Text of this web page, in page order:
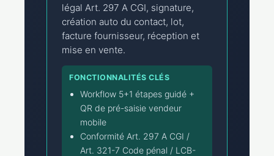
légal Art. 297 A CGI, signature,
création auto du contact, lot,
facture fournisseur, réception et
mise en vente.
FONCTIONNALITÉS CLÉS
Workflow 5+1 étapes guidé +
QR de pré-saisie vendeur
mobile
Conformité Art. 297 A CGI /
Art. 321-7 Code pénal / LCB-